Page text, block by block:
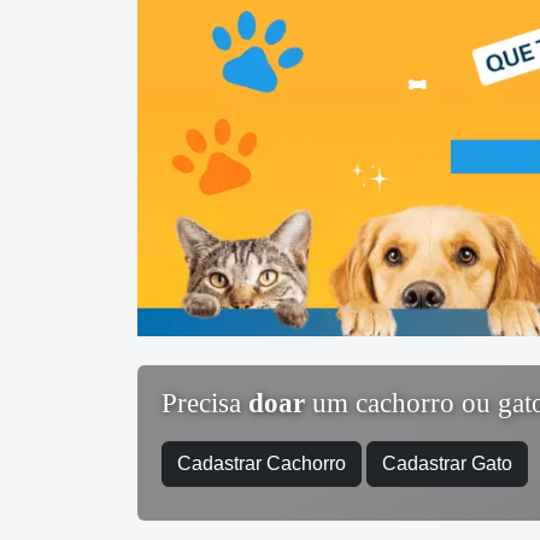
Precisa doar um cachorro ou
Cadastrar Cachorro Cadastrar Gato